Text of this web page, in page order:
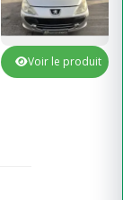
Voir le produit